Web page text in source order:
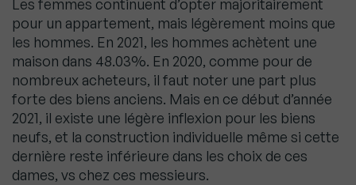
Les femmes continuent d’opter majoritairement
pour un appartement, mais légèrement moins que
les hommes. En 2021, les hommes achètent une
maison dans 48.03%. En 2020, comme pour de
nombreux acheteurs, il faut noter une part plus
forte des biens anciens. Mais en ce début d’année
2021, il existe une légère inflexion pour les biens
neufs, et la construction individuelle même si cette
dernière reste inférieure dans les choix de ces
dames, vs chez ces messieurs.